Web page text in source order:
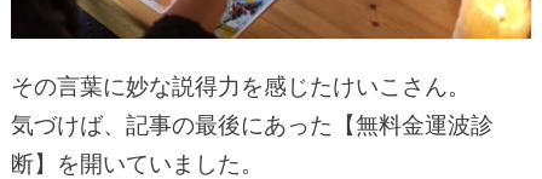
その言葉に妙な説得力を感じたけいこさん。
気づけば、記事の最後にあった【無料金運波診
断】を開いていました。